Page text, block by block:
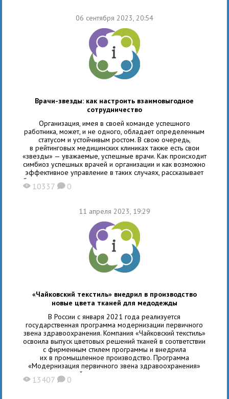
инженера, государства. Во главе современных трендов
здравоохранения остается пациент,
06 сентября 2023, 20:54
Врачи-звезды: как настроить взаимовыгодное
сотрудничество
Организация, имея в своей команде успешного
работника, может, и не одного, обладает определенным
статусом и устойчивым ростом. В свою очередь,
в рейтинговых медицинских клиниках также есть свои
«звезды» — уважаемые, успешные врачи. Как происходит
симбиоз успешных врачей и организации и как возможно
эффективное управление в таких случаях, рассказывает
бизнес-консультант по открытию и управлению клиниками,
основатель «Школы Медицинского Бизнеса» Анна
по-своему использует свой статус
X 10337 K 0
11 апреля 2023, 19:29
«Чайковский текстиль» внедрил в производство
новые цвета тканей для медодежды
В России с января 2021 года реализуется
государственная программа модернизации первичного
звена здравоохранения. Компания «Чайковский текстиль»
освоила выпуск цветовых решений тканей в соответствии
с фирменным стилем программы и внедрила
их в промышленное производство. Программа
«Модернизация первичного звена здравоохранения»
является важнейшим социально-значимым проектом,
который позволит сделать систему здравоохранения
X 13407 K 0